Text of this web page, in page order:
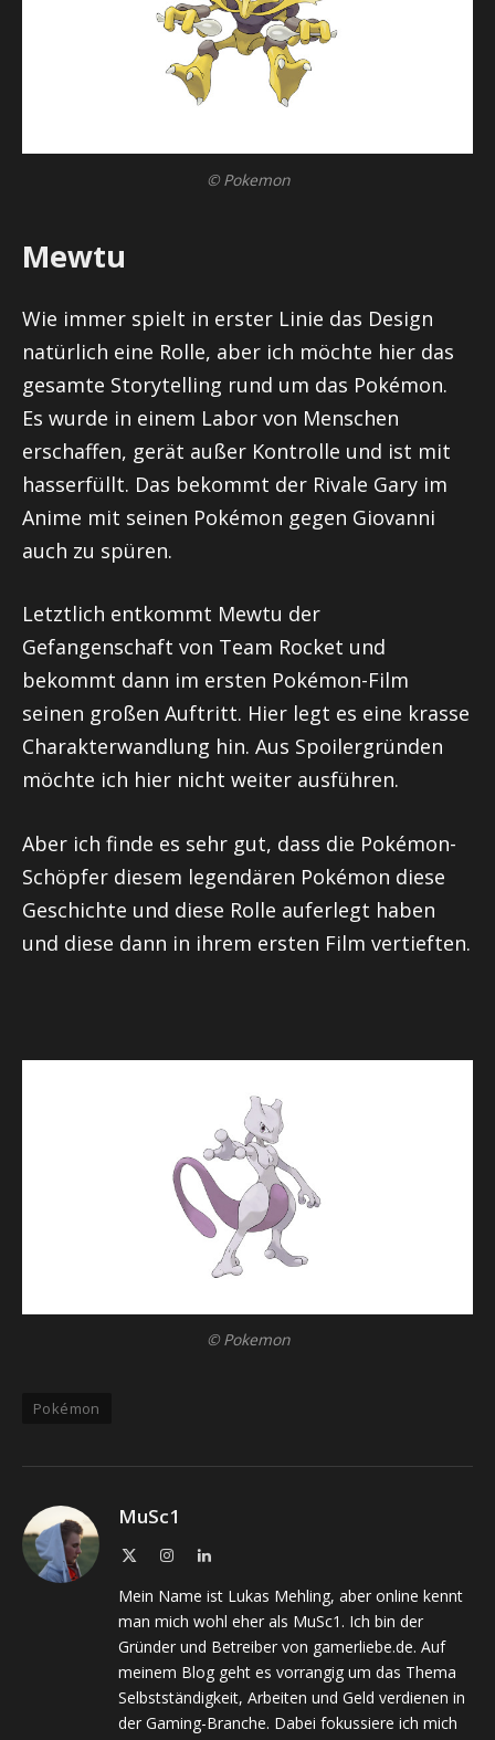
© Pokemon
Mewtu
Wie immer spielt in erster Linie das Design
natürlich eine Rolle, aber ich möchte hier das
gesamte Storytelling rund um das Pokémon.
Es wurde in einem Labor von Menschen
erschaffen, gerät außer Kontrolle und ist mit
hasserfüllt. Das bekommt der Rivale Gary im
Anime mit seinen Pokémon gegen Giovanni
auch zu spüren.
Letztlich entkommt Mewtu der
Gefangenschaft von Team Rocket und
bekommt dann im ersten Pokémon-Film
seinen großen Auftritt. Hier legt es eine krasse
Charakterwandlung hin. Aus Spoilergründen
möchte ich hier nicht weiter ausführen.
Aber ich finde es sehr gut, dass die Pokémon-
Schöpfer diesem legendären Pokémon diese
Geschichte und diese Rolle auferlegt haben
und diese dann in ihrem ersten Film vertieften.
© Pokemon
Pokémon
MuSc1
InstagramLinkedIn
Mein Name ist Lukas Mehling, aber online kennt
man mich wohl eher als MuSc1. Ich bin der
Gründer und Betreiber von gamerliebe.de. Auf
meinem Blog geht es vorrangig um das Thema
Selbstständigkeit, Arbeiten und Geld verdienen in
der Gaming-Branche. Dabei fokussiere ich mich